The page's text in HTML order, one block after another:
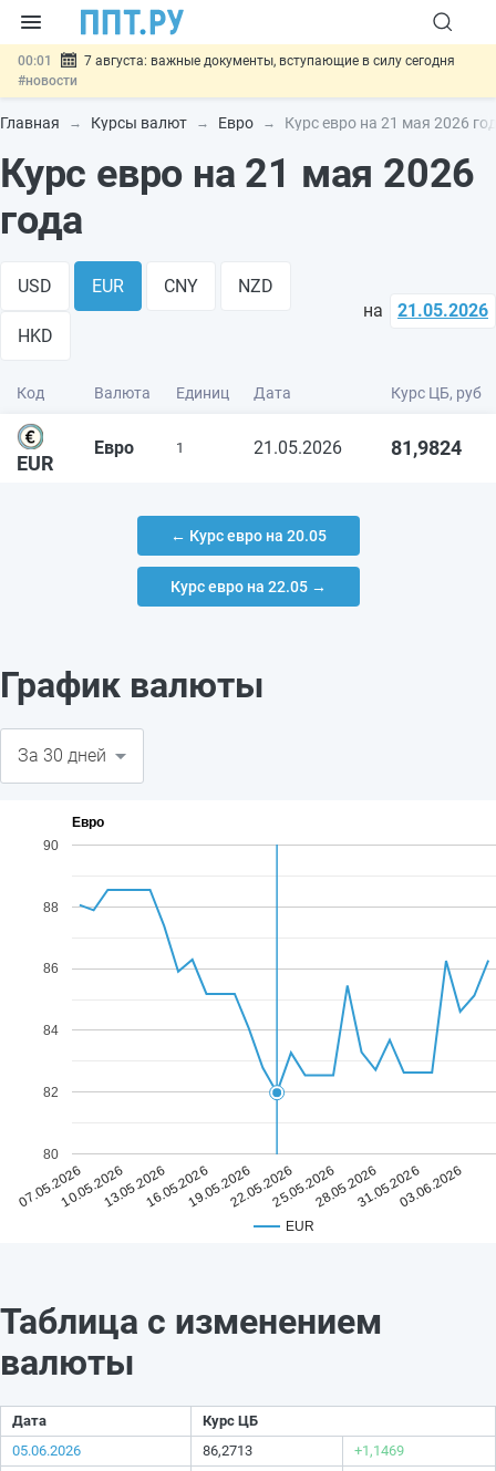
00:01
7 августа: важные документы, вступающие в силу сегодня
#новости
06.08 Минпромторг предложил запретить смешанные лоты
электроники в госзакупках
#новости
недружественных стран
06.08
Возврат денег за риелторские услуги при недействительных
06.08
банковской гарантией
Главная Курсы валют Евро Курс евро на 21 мая 2026
Курс евро на 21 мая 2026
года
USD EUR CNY NZD
HKD
на 21.05.2026
Код Валюта Единиц Дата Курс ЦБ, руб
EUR
Евро 1 21.05.2026 81,9824
← Курс евро на 20.05
Курс евро на 22.05 →
График валюты
Евро
EUR
07.05.202610.05.202613.05.202616.05.202619.05.202622.05.202625.05.202628.05.202631.05.202603.06.2026
80
82
84
86
88
90
Таблица с изменением
валюты
Дата
Курс ЦБ
05.06.2026
86,2713
+1,1469